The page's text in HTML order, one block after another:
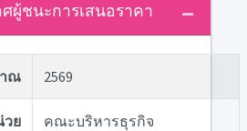
ศผู้ชนะการเสนอราคา
ณ 2569
ย
คณะบริหารธุรกิจ